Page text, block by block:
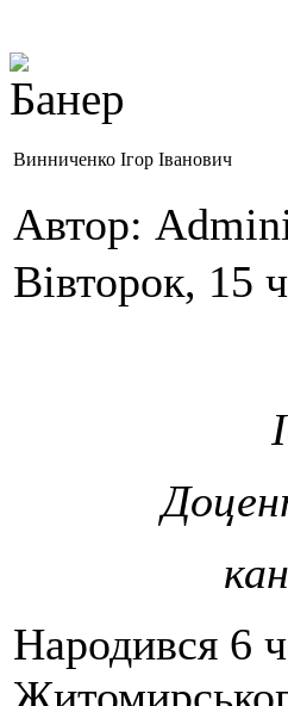
Винниченко Ігор Іванович
Автор:
Вівторок, 15
Народився 6